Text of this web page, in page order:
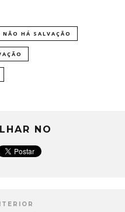
HÁ SALVAÇÃO
NO